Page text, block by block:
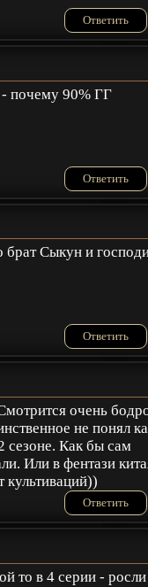
Ответить
- почему 90% ГГ
Ответить
брат Сыкун и
Ответить
очень
не понял
сезоне. Как бы сам
Или в фентази
культиваций))
Ответить
то в 4 серии - росли